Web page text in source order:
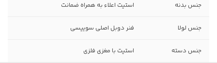
جنس بدنه استیت اعلاء به همراه ضمانت
جنس لولا فنر دوبل اصلی سوییسی
جنس دسته استیت با مغزی فلزی